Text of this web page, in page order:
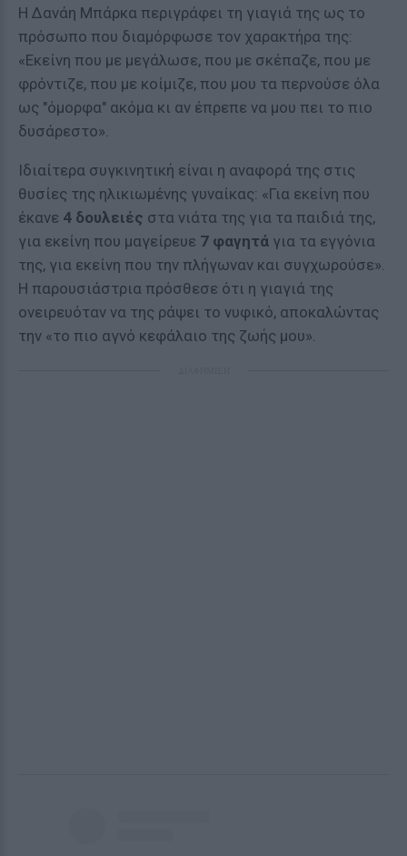
Η Δανάη Μπάρκα περιγράφει τη γιαγιά της ως το
πρόσωπο που διαμόρφωσε τον χαρακτήρα της:
«Εκείνη που με μεγάλωσε, που με σκέπαζε, που με
φρόντιζε, που με κοίμιζε, που μου τα περνούσε όλα
ως "όμορφα" ακόμα κι αν έπρεπε να μου πει το πιο
δυσάρεστο».
Ιδιαίτερα συγκινητική είναι η αναφορά της στις
θυσίες της ηλικιωμένης γυναίκας: «Για εκείνη που
έκανε 4 δουλειές στα νιάτα της για τα παιδιά της,
για εκείνη που μαγείρευε 7 φαγητά για τα εγγόνια
της, για εκείνη που την πλήγωναν και συγχωρούσε».
Η παρουσιάστρια πρόσθεσε ότι η γιαγιά της
ονειρευόταν να της ράψει το νυφικό, αποκαλώντας
την «το πιο αγνό κεφάλαιο της ζωής μου».